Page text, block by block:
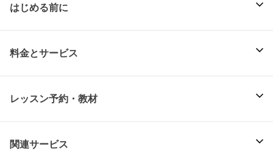
はじめる前に
料金とサービス
レッスン予約・教材
関連サービス